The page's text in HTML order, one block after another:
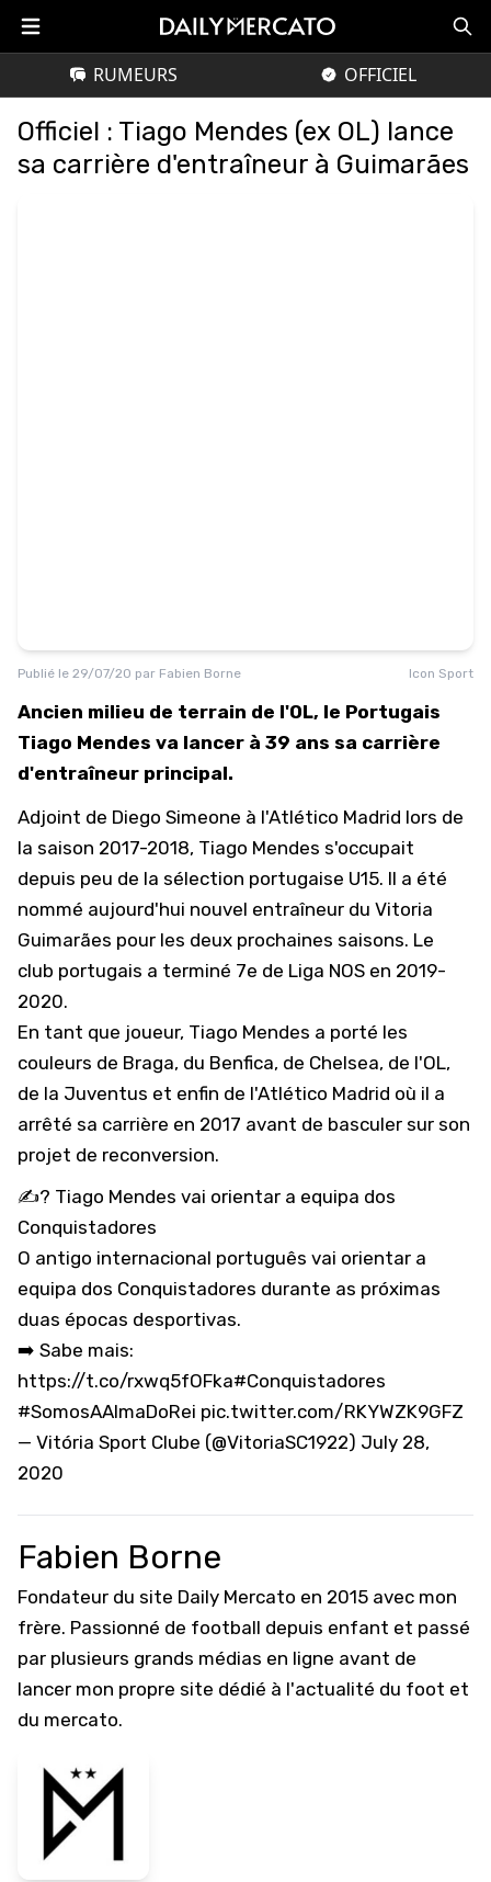
RUMEURS OFFICIEL
Officiel : Tiago Mendes (ex OL) lance
sa carrière d'entraîneur à Guimarães
Publié le 29/07/20 par Fabien Borne Icon Sport
Ancien milieu de terrain de l'OL, le Portugais
Tiago Mendes va lancer à 39 ans sa carrière
d'entraîneur principal.
Adjoint de Diego Simeone à l'Atlético Madrid lors de
la saison 2017-2018, Tiago Mendes s'occupait
depuis peu de la sélection portugaise U15. Il a été
nommé aujourd'hui nouvel entraîneur du Vitoria
Guimarães pour les deux prochaines saisons. Le
club portugais a terminé 7e de Liga NOS en 2019-
2020.
En tant que joueur, Tiago Mendes a porté les
couleurs de Braga, du Benfica, de Chelsea, de l'OL,
de la Juventus et enfin de l'Atlético Madrid où il a
arrêté sa carrière en 2017 avant de basculer sur son
projet de reconversion.
✍? Tiago Mendes vai orientar a equipa dos
Conquistadores
O antigo internacional português vai orientar a
equipa dos Conquistadores durante as próximas
duas épocas desportivas.
➡️ Sabe mais:
https://t.co/rxwq5fOFka#Conquistadores
#SomosAAlmaDoRei pic.twitter.com/RKYWZK9GFZ
— Vitória Sport Clube (@VitoriaSC1922) July 28,
2020
Fabien Borne
Fondateur du site Daily Mercato en 2015 avec mon
frère. Passionné de football depuis enfant et passé
par plusieurs grands médias en ligne avant de
lancer mon propre site dédié à l'actualité du foot et
du mercato.